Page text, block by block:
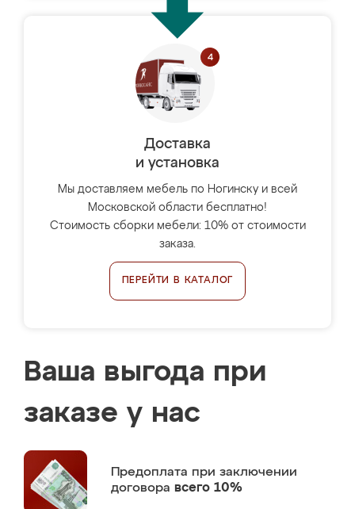
Доставка
и установка
Мы доставляем мебель по Ногинску и всей
Московской области бесплатно!
Стоимость сборки мебели: 10% от стоимости
заказа.
ПЕРЕЙТИ В КАТАЛОГ
Ваша выгода при
заказе у нас
Предоплата при заключении
договора всего 10%